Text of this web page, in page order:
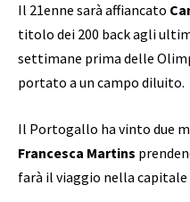
Il 21enne sarà affiancato
titolo dei 200 back agli
settimane prima delle
portato a un campo diluito.
Il Portogallo ha vinto due
Francesca Martins
farà il viaggio nella capitale